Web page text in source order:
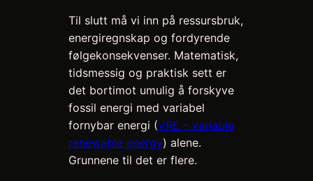
Til slutt må vi inn på ressursbruk,
energiregnskap og fordyrende
følgekonsekvenser. Matematisk,
tidsmessig og praktisk sett er
det bortimot umulig å forskyve
fossil energi med variabel
fornybar energi (VRE – variable
renewable energy) alene.
Grunnene til det er flere.